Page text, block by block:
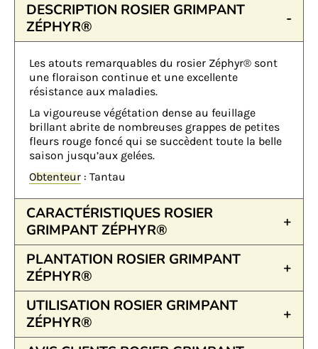
DESCRIPTION ROSIER GRIMPANT
ZÉPHYR®
Les atouts remarquables du rosier Zéphyr® sont
une floraison continue et une excellente
résistance aux maladies.
La vigoureuse végétation dense au feuillage
brillant abrite de nombreuses grappes de petites
fleurs rouge foncé qui se succèdent toute la belle
saison jusqu’aux gelées.
Obtenteur : Tantau
CARACTÉRISTIQUES ROSIER
GRIMPANT ZÉPHYR®
PLANTATION ROSIER GRIMPANT
ZÉPHYR®
UTILISATION ROSIER GRIMPANT
ZÉPHYR®